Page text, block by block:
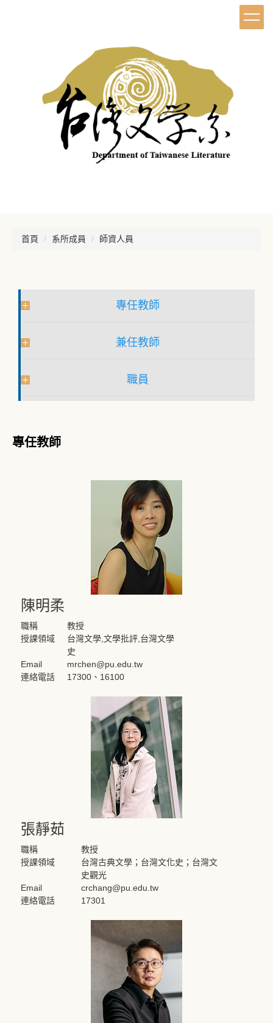
首頁 系所成員 師資人員
專任教師
兼任教師
職員
專任教師
陳明柔
職稱
教授
授課領域
台灣文學,文學批評,台灣文學
史
Email
mrchen@pu.edu.tw
連絡電話
17300、16100
張靜茹
職稱
教授
授課領域
台灣古典文學；台灣文化史；台灣文
史觀光
Email
crchang@pu.edu.tw
連絡電話
17301